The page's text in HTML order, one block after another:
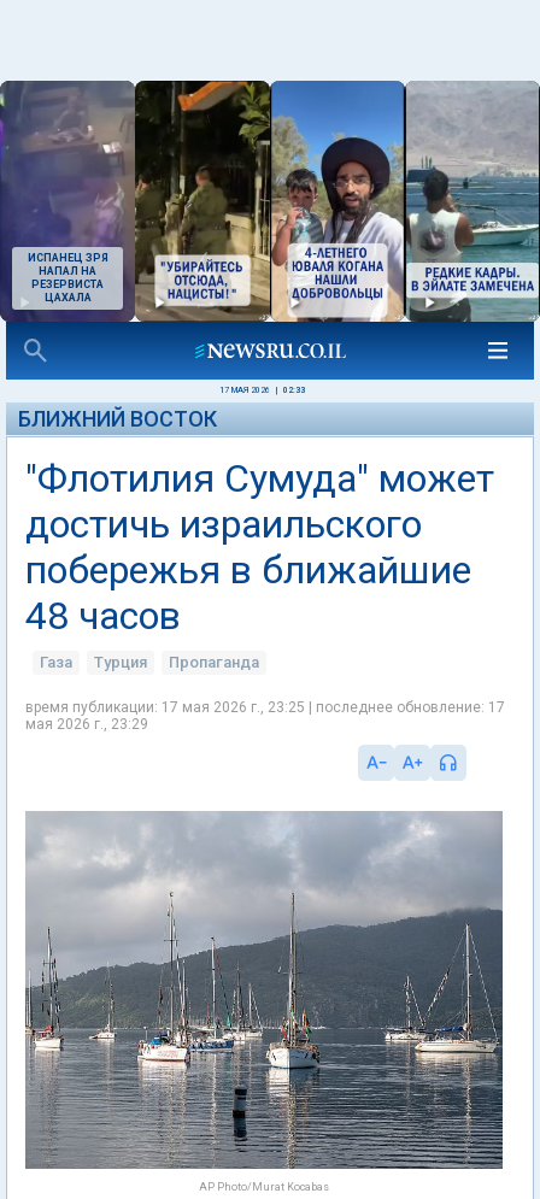
ИСПАНЕЦ ЗРЯ
НАПАЛ НА
РЕЗЕРВИСТА
ЦАХАЛА
17 МАЯ 2026 02:33
БЛИЖНИЙ ВОСТОК
"Флотилия Сумуда" может
достичь израильского
побережья в ближайшие
48 часов
Газа Турция Пропаганда
время публикации: 17 мая 2026 г., 23:25 | последнее обновление: 17
мая 2026 г., 23:29
AP Photo/Murat Kocabas